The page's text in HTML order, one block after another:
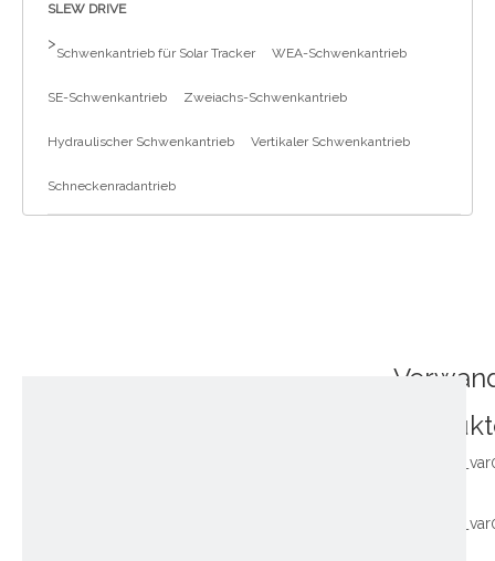
SLEW DRIVE
>
Schwenkantrieb für Solar Tracker WEA-Schwenkantrieb
SE-Schwenkantrieb Zweiachs-Schwenkantrieb
Hydraulischer Schwenkantrieb Vertikaler Schwenkantrieb
Schneckenradantrieb